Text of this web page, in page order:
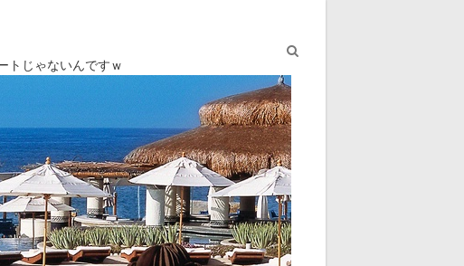
トじゃないんですｗ